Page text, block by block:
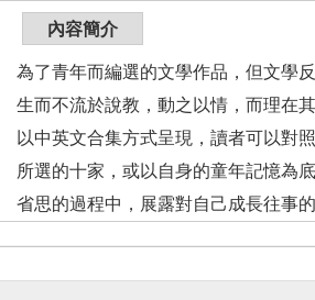
內容簡介
為了青年而編選的文學作品，但文學
生而不流於說教，動之以情，而理在
以中英文合集方式呈現，讀者可以對
所選的十家，或以自身的童年記憶為
省思的過程中，展露對自己成長往事